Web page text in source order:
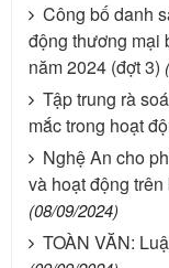
Công bố danh
động thương mại
năm 2024 (đợt 3)
Tập trung rà
mắc trong hoạt
Nghệ An cho
và hoạt động
(08/09/2024)
TOÀN VĂN: